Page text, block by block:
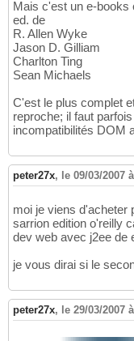
Mais c'est un e-books
ed. de
R. Allen Wyke
Jason D. Gilliam
Charlton Ting
Sean Michaels
C'est le plus complet
reproche; il faut
incompatibilités DOM
peter27x, le 09/03/2007
moi je viens d'acheter
sarrion edition o'reilly
dev web avec j2ee de
je vous dirai si le
peter27x, le 29/03/2007